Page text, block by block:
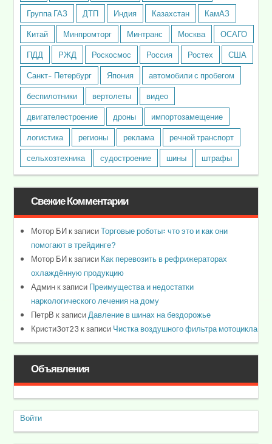
Группа ГАЗ
ДТП Индия Казахстан
КамАЗ
Китай
Минпромторг Минтранс Москва
ОСАГО
ПДД
РЖД Роскосмос Россия Ростех
США
Санкт- Петербург
Япония
автомобили с пробегом
беспилотники
вертолеты
видео
двигателестроение
дроны
импортозамещение
логистика
регионы реклама
речной транспорт
сельхозтехника
судостроение шины штрафы
Свежие Комментарии
Мотор БИк записиТорговые роботы: что это и как они
помогают в трейдинге?
Мотор БИк записиКак перевозить в рефрижераторах
охлаждённую продукцию
Админк записиПреимущества и недостатки
наркологического лечения на дому
ПетрВ к записиДавление в шинах на бездорожье
Кристи3от23 к записиЧистка воздушного фильтра мотоцикла
Объявления
Войти